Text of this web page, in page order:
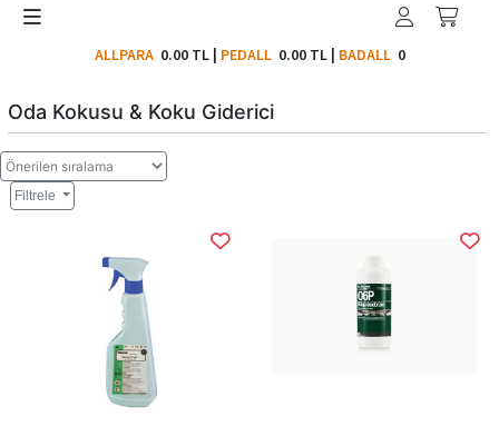
ALLPARA 0.00 TL| PEDALL 0.00 TL| BADALL0
Oda Kokusu & Koku Giderici
Filtrele